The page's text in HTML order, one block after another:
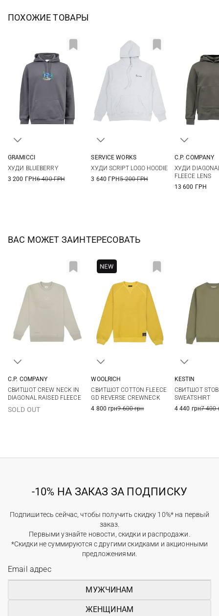
ПОХОЖИЕ ТОВАРЫ
GRAMICCI
ХУДИ BLUEBERRY
3 200 ГРН6 400 ГРН
SERVICE WORKS
ХУДИ SCRIPT LOGO HOODIE
3 640 ГРН5 200 ГРН
XXL
C.P. COMPANY
ХУДИ
FLEECE LENS
13 600 ГРН
ВАС МОЖЕТ ЗАИНТЕРЕСОВАТЬ
C.P. COMPANY
СВИТШОТ CREW NECK IN
DIAGONAL RAISED FLEECE
SOLD OUT
WOOLRICH
СВИТШОТ COTTON FLEECE
GD REVERSE CREWNECK
4 800 грн9 600 грн
KESTIN
СВИТШОТ
SWEATSHIRT
4 440 грн7 400
-10% НА ЗАКАЗ ЗА ПОДПИСКУ
Подпишитесь сейчас, чтобы получить скидку 10%* на первый
заказ.
Первыми узнайте новости, скидки и распродажи.
*Скидки не суммируются с другими скидками и акционными
предложениями.
МУЖЧИНАМ
ЖЕНЩИНАМ